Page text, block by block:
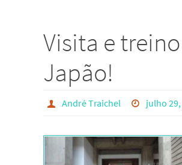
Visita e
Japão!
André Traichel julho